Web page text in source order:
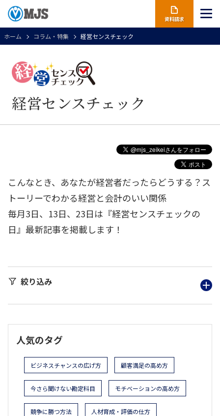
資料請求
ホーム コラム・特集 経営センスチェック
経営センスチェック
こんなとき、あなたが経営者だったらどうする？ス
トーリーでわかる経営と会計のいい関係
毎月3日、13日、23日は『経営センスチェックの
日』最新記事を掲載します！
絞り込み
人気のタグ
ビジネスチャンスの広げ方 顧客満足の高め方
今さら聞けない勘定科目 モチベーションの高め方
競争に勝つ方法 人材育成・評価の仕方